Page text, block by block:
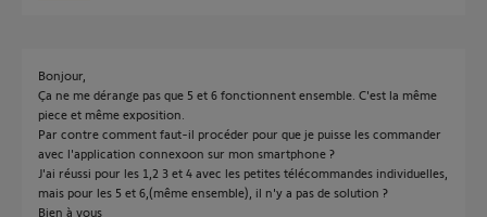
Bonjour,
Ça ne me dérange pas que 5 et 6 fonctionnent ensemble. C'est la même
piece et même exposition.
Par contre comment faut-il procéder pour que je puisse les commander
avec l'application connexoon sur mon smartphone ?
J'ai réussi pour les 1,2 3 et 4 avec les petites télécommandes individuelles,
mais pour les 5 et 6,(même ensemble), il n'y a pas de solution ?
Bien à vous